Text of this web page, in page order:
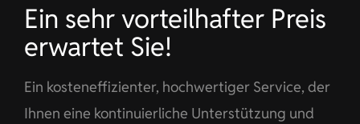
Ein sehr vorteilhafter Preis
erwartet Sie!
Ein kosteneffizienter, hochwertiger Service, der
Ihnen eine kontinuierliche Unterstützung und